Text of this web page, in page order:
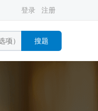
登录 注册
搜题